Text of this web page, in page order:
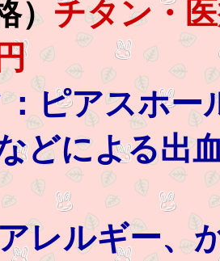
） チタン・
：ピアスホー
どによる出
やピ
レルギー、